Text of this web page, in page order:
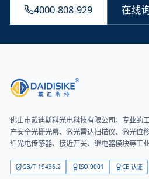
4000-808-929 在线
佛山市戴迪斯科光电科技有限公司，专业的
产安全光栅光幕、激光雷达扫描仪、激光位
纤光电传感器、接近开关、继电器模块等工
GB/T 19436.2 ISO 9001 CE 认证